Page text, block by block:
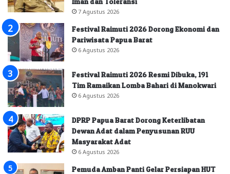
7 Agustus 2026
Festival Raimuti 2026 Dorong Ekonomi dan
Pariwisata Papua Barat
6 Agustus 2026
Festival Raimuti 2026 Resmi Dibuka, 191
Tim Ramaikan Lomba Bahari di Manokwari
6 Agustus 2026
DPRP Papua Barat Dorong Keterlibatan
Dewan Adat dalam Penyusunan RUU
Masyarakat Adat
6 Agustus 2026
Pemuda Amban Panti Gelar Persiapan HUT